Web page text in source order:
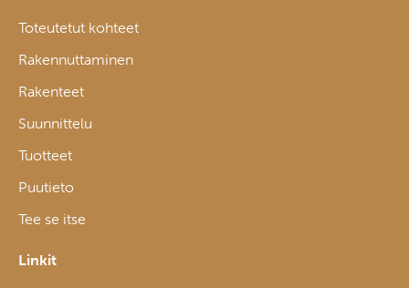
Toteutetut kohteet
Rakennuttaminen
Rakenteet
Suunnittelu
Tuotteet
Puutieto
Tee se itse
Linkit